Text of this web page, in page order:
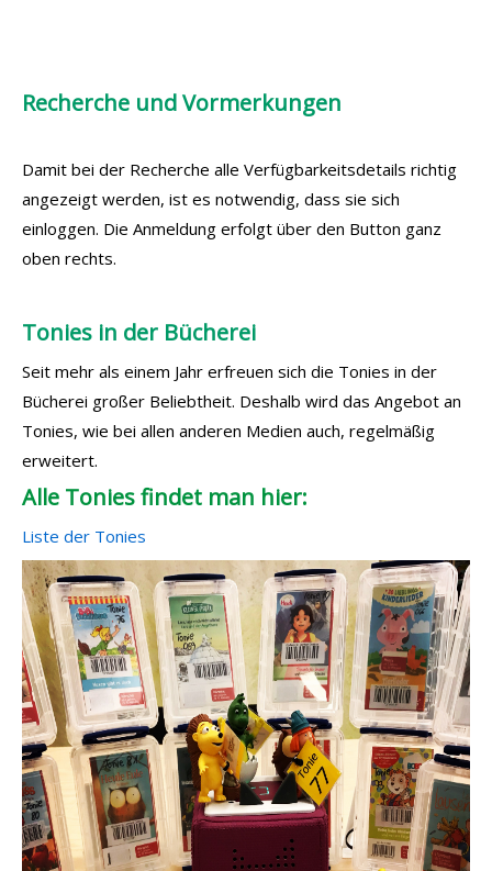
Recherche und Vormerkungen
Damit bei der Recherche alle Verfügbarkeitsdetails richtig
angezeigt werden, ist es notwendig, dass sie sich
einloggen. Die Anmeldung erfolgt über den Button ganz
oben rechts.
Tonies in der Bücherei
Seit mehr als einem Jahr erfreuen sich die Tonies in der
Bücherei großer Beliebtheit. Deshalb wird das Angebot an
Tonies, wie bei allen anderen Medien auch, regelmäßig
erweitert.
Alle Tonies findet man hier:
Liste der Tonies